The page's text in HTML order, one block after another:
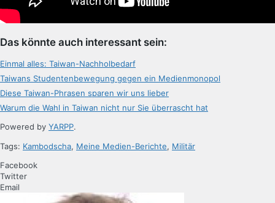
Das könnte auch interessant sein:
Einmal alles: Taiwan-Nachholbedarf
Taiwans Studentenbewegung gegen ein Medienmonopol
Diese Taiwan-Phrasen sparen wir uns lieber
Warum die Wahl in Taiwan nicht nur Sie überrascht hat
Powered by YARPP.
Tags: Kambodscha, Meine Medien-Berichte, Militär
Facebook
Twitter
Email